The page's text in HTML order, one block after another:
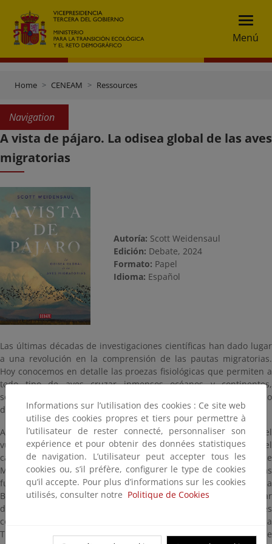
Menú
Home CENEAM Ressources
Navigation
A vista de pájaro. La odisea global de las aves
migratorias
Autoría: Scott Weidensaul
Edición: Debate, 2024
Formato: Papel
Idioma: Español
Las últimas décadas de investigaciones científicas han dado lugar
a una revolución en la comprensión de las pautas migratorias.
Hoy conocemos en detalle las proezas fisiológicas que permiten a
todo tipo de aves cruzar inmensos océanos y continentes,
sobrevolar montañas y mantenerse en vuelo ininterrumpido
durante meses.
Algunas migratorias adormecen la mitad de su cerebro en el
vuelo, alternando los hemisferios, para no detenerse en el
camino; un minúsculo colibrí es capaz de cruzar todo el golfo de
México en un solo vuelo sin escalas; los zarapitos aprovechan las
furiosas tormentas estacionales para impulsarse de Canadá a
Brasil, y el correlimos, del tamaño de un gorrión, vuela sin parar
de Canadá a Venezuela ―el equivalente a correr 126 maratones
consecutivos― orientándose gracias al campo magnético de la
Tierra mediante una forma de entrelazamiento cuántico que
Informations sur l’utilisation des cookies : Ce site web
utilise des cookies propres et tiers pour permettre à
l’utilisateur de rester connecté, personnaliser son
expérience et pour obtenir des données statistiques
de navigation. L’utilisateur peut accepter tous les
cookies ou, s’il préfère, configurer le type de cookies
qu’il accepte. Pour plus d’informations sur les cookies
utilisés, consulter notre Politique de Cookies